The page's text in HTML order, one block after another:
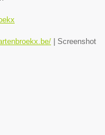
| Screenshot